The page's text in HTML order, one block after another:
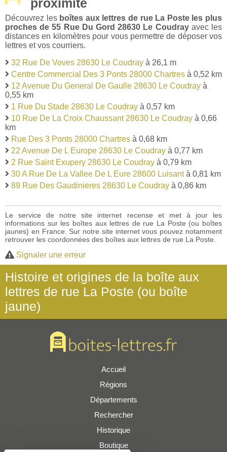
proximité
Découvrez les boîtes aux lettres de rue La Poste les plus
proches de 55 Rue Du Gord 28630 Le Coudrayavec les
distances en kilomètres pour vous permettre de déposer vos
lettres et vos courriers.
32 Rue De Voves 28630 Le Coudray à 26,1 m
Centre Commercial Des 3 Ponts 28000 Chartres à 0,52 km
12 Avenue Du General De Gaulle 28630 Le Coudray à
0,55 km
1 Rue Du Stade 28630 Le Coudray à 0,57 km
10 Rue De La Croix Chaussant 28630 Le Coudray à 0,66
km
Rue Des 3 Ponts 28000 Chartres à 0,68 km
22 Avenue De L Europe 28630 Le Coudray à 0,77 km
2 Rue Saint Exupery 28630 Le Coudray à 0,79 km
30 A Rue De La Vallee De L Eure 28600 Luisantà 0,81 km
89 Rue Des Gaudinieres 28630 Le Coudray à 0,86 km
Le service de notre site internet recense et met à jour les
informations sur les boîtes aux lettres de rue La Poste (ou boîtes
jaunes) en France. Sur notre site internet vous pouvez notamment
retrouver les coordonnées des boîtes aux lettres de rue La Poste.
Signaler une erreur
Histoire et origines de la boîte aux
lettres de rue La Poste (ou boîte
jaune)
Accueil
Régions
Départements
Rechercher
Historique
Boutique